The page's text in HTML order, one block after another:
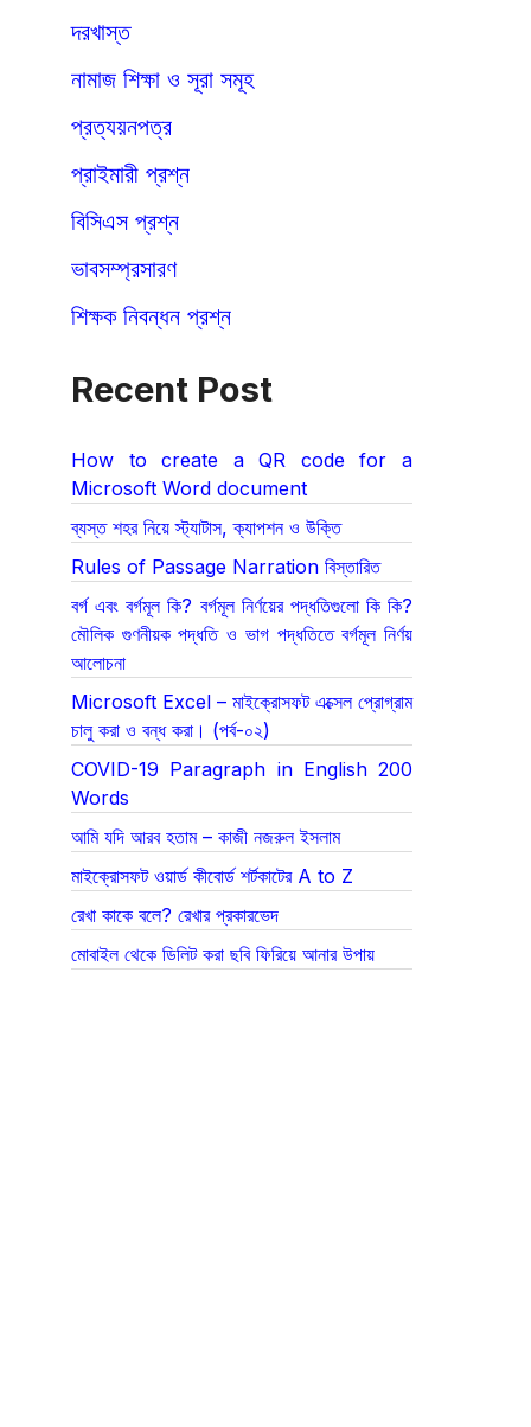
দরখাস্ত
নামাজ শিক্ষা ও সূরা সমূহ
প্রত্যয়নপত্র
প্রাইমারী প্রশ্ন
বিসিএস প্রশ্ন
ভাবসম্প্রসারণ
শিক্ষক নিবন্ধন প্রশ্ন
Recent Post
How to create a QR code for a
Microsoft Word document
ব্যস্ত শহর নিয়ে স্ট্যাটাস, ক্যাপশন ও উক্তি
Rules of Passage Narration বিস্তারিত
বর্গ এবং বর্গমূল কি? বর্গমূল নির্ণয়ের পদ্ধতিগুলো কি কি?
মৌলিক গুণনীয়ক পদ্ধতি ও ভাগ পদ্ধতিতে বর্গমূল নির্ণয়
আলোচনা
Microsoft Excel – মাইক্রোসফট এক্সেল প্রোগ্রাম
চালু করা ও বন্ধ করা। (পর্ব-০২)
COVID-19 Paragraph in English 200
Words
আমি যদি আরব হতাম – কাজী নজরুল ইসলাম
মাইক্রোসফট ওয়ার্ড কীবোর্ড শর্টকাটের A to Z
রেখা কাকে বলে? রেখার প্রকারভেদ
মোবাইল থেকে ডিলিট করা ছবি ফিরিয়ে আনার উপায়